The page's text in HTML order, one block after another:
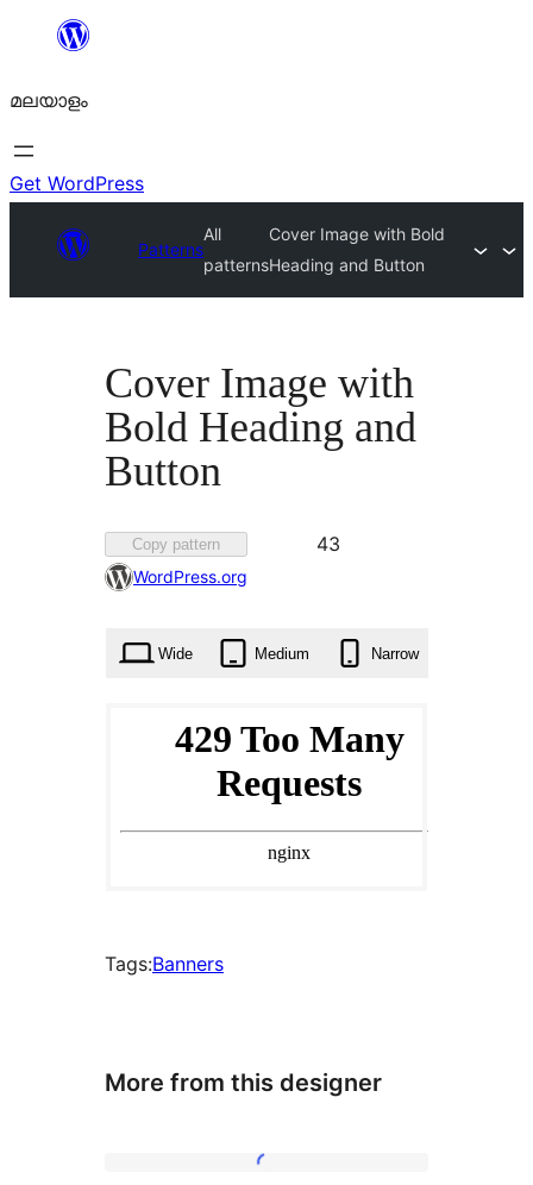
ഉള്ളടക്കത്തിലേക്ക്
മലയാളം
Get WordPress
Patterns
All
patterns
Cover Image with Bold
Heading and Button
Cover Image with
Bold Heading and
Button
Copy pattern
Favorited
43
WordPress.org
Wide Medium Narrow
Tags:Banners
More from this designer